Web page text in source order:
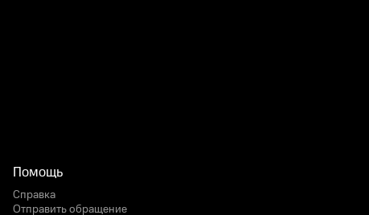
Помощь
Справка
Отправить обращение